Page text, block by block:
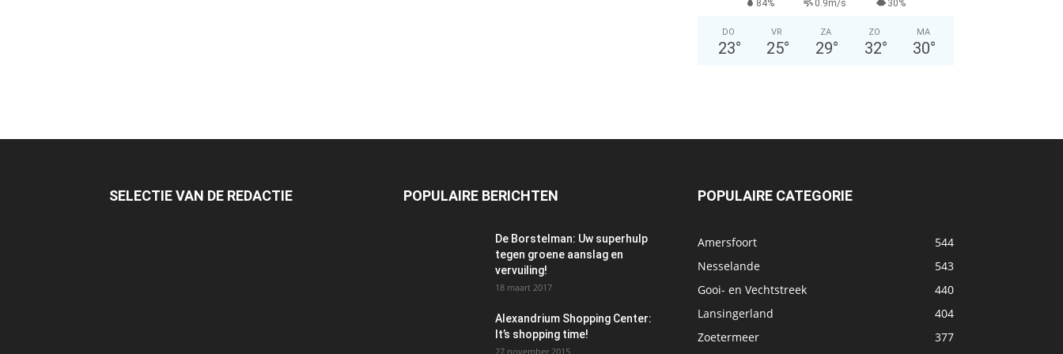
84% 0.9m/s 30%
DO
23°
VR
25°
ZA
29°
ZO
32°
MA
30°
SELECTIE VAN DE REDACTIE POPULAIRE BERICHTEN
De Borstelman: Uw superhulp
tegen groene aanslag en
vervuiling!
18 maart 2017
Alexandrium Shopping Center:
It’s shopping time!
27 november 2015
POPULAIRE CATEGORIE
Amersfoort
544
Nesselande
543
Gooi- en Vechtstreek
440
Lansingerland
404
Zoetermeer
377